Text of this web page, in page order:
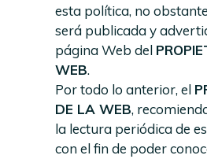
esta política, no
será publicada y
página Web del
WEB.
Por todo lo anterior, el
DE LA WEB,
la lectura periódica de
con el fin de poder